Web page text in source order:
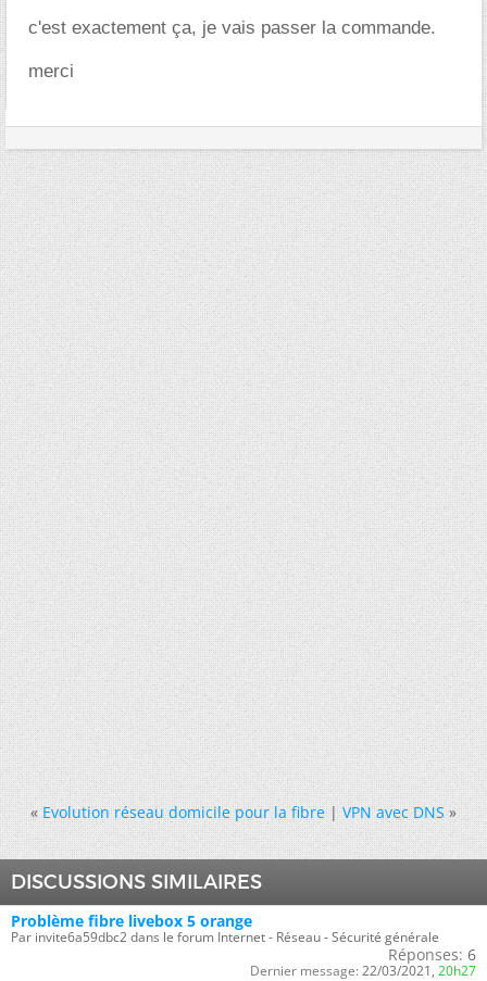
c'est exactement ça, je vais passer la commande.
merci
« Evolution réseau domicile pour la fibre|VPN avec DNS »
DISCUSSIONS SIMILAIRES
Problème fibre livebox 5 orange
Par invite6a59dbc2 dans le forum Internet - Réseau - Sécurité générale
Réponses: 6
Dernier message: 22/03/2021, 20h27